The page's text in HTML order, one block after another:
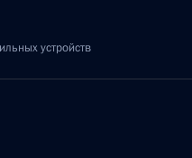
устройств